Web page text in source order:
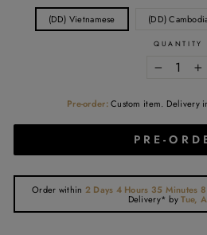
(DD) Vietnamese (DD)
QUANTITY
+
Pre-order:Custom item. Delivery
PRE-
Order within2 Days 4 Hours 35 Minutes
Delivery* byTue,